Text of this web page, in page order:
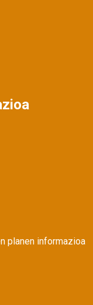
planen informazioa